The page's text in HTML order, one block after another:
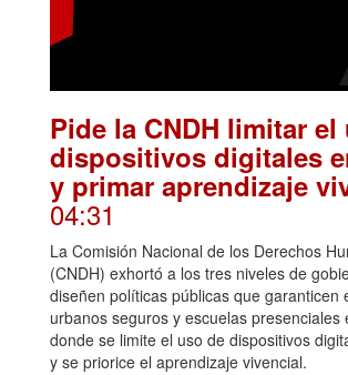
Pide la CNDH limitar el
dispositivos digitales
y primar aprendizaje
04:31
La Comisión Nacional de los Derechos
(CNDH) exhortó a los tres niveles de
diseñen políticas públicas que garanticen
urbanos seguros y escuelas presenciales
donde se limite el uso de dispositivos
y se priorice el aprendizaje vivencial.